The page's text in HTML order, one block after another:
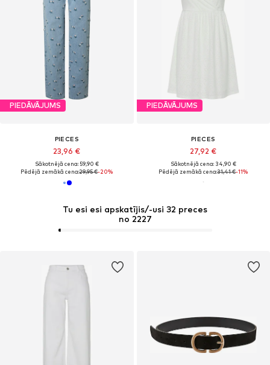
Tu esi esi apskatījis/-usi 32 preces
no 2227
PIEDĀVĀJUMS
PIECES
23,96 €
Sākotnējā cena: 59,90 €
Pēdējā zemākā cena:29,95 €-20%
PIEDĀVĀJUMS
PIECES
27,92 €
Sākotnējā cena: 34,90 €
Pēdējā zemākā cena:31,41 €-11%